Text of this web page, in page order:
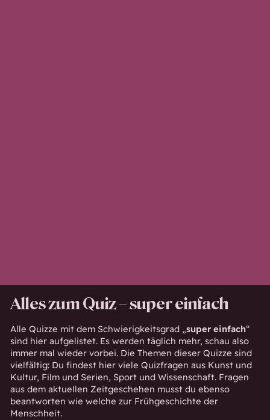
Alles zum Quiz – super einfach
Alle Quizze mit dem Schwierigkeitsgrad „super einfach“
sind hier aufgelistet. Es werden täglich mehr, schau also
immer mal wieder vorbei. Die Themen dieser Quizze sind
vielfältig: Du findest hier viele Quizfragen aus Kunst und
Kultur, Film und Serien, Sport und Wissenschaft. Fragen
aus dem aktuellen Zeitgeschehen musst du ebenso
beantworten wie welche zur Frühgeschichte der
Menschheit.